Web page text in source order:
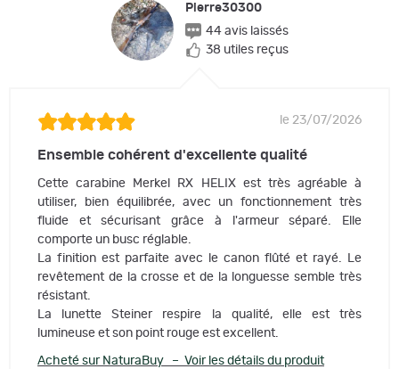
Pierre30300
44 avis laissés
38 utiles reçus
le 23/07/2026
Ensemble cohérent d'excellente qualité
Cette carabine Merkel RX HELIX est très agréable à
utiliser, bien équilibrée, avec un fonctionnement très
fluide et sécurisant grâce à l'armeur séparé. Elle
comporte un busc réglable.
La finition est parfaite avec le canon flûté et rayé. Le
revêtement de la crosse et de la longuesse semble très
résistant.
La lunette Steiner respire la qualité, elle est très
lumineuse et son point rouge est excellent.
Acheté sur NaturaBuy – Voir les détails du produit